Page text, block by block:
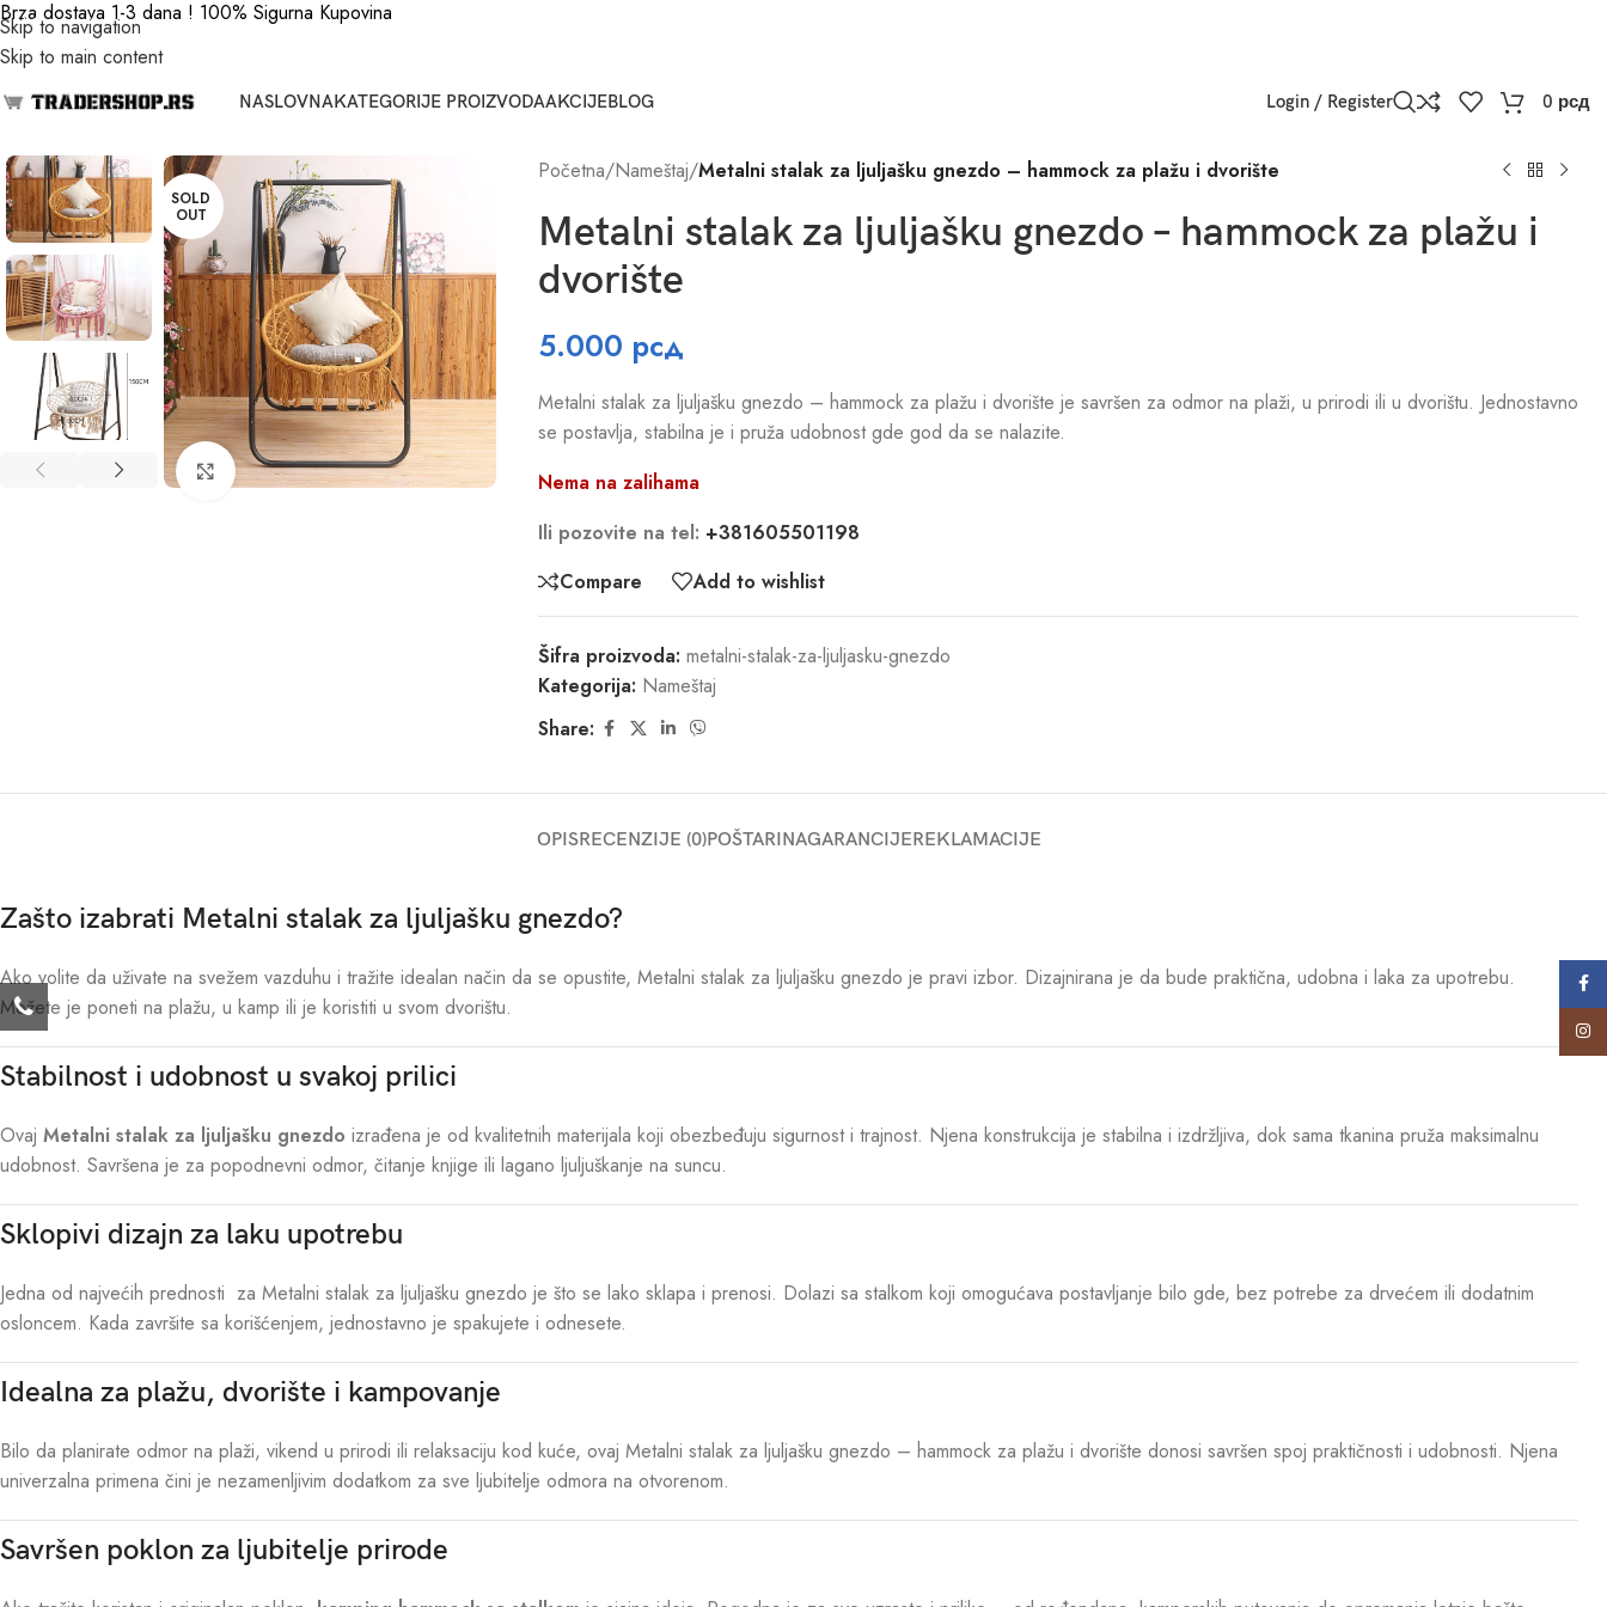
Skip to navigation
Skip to main content
Brza dostava 1-3 dana ! 100% Sigurna Kupovina
NASLOVNAKATEGORIJE PROIZVODAAKCIJEBLOG Login / Register 0 рсд
SOLD
OUT
Click to enlarge
Početna/Nameštaj/Metalni stalak za ljuljašku gnezdo – hammock za plažu i dvorište
Metalni stalak za ljuljašku gnezdo – hammock za plažu i
dvorište
5.000 рсд
Metalni stalak za ljuljašku gnezdo – hammock za plažu i dvorište je savršen za odmor na plaži, u prirodi ili u dvorištu. Jednostavno
se postavlja, stabilna je i pruža udobnost gde god da se nalazite.
Nema na zalihama
Ili pozovite na tel: +381605501198
Compare
Add to wishlist
Šifra proizvoda: metalni-stalak-za-ljuljasku-gnezdo
Kategorija: Nameštaj
Share:
OPISRECENZIJE (0)POŠTARINAGARANCIJEREKLAMACIJE
Zašto izabrati Metalni stalak za ljuljašku gnezdo?
Ako volite da uživate na svežem vazduhu i tražite idealan način da se opustite, Metalni stalak za ljuljašku gnezdo je pravi izbor. Dizajnirana je da bude praktična, udobna i laka za upotrebu.
Možete je poneti na plažu, u kamp ili je koristiti u svom dvorištu.
Stabilnost i udobnost u svakoj prilici
Ovaj Metalni stalak za ljuljašku gnezdo izrađena je od kvalitetnih materijala koji obezbeđuju sigurnost i trajnost. Njena konstrukcija je stabilna i izdržljiva, dok sama tkanina pruža maksimalnu
udobnost. Savršena je za popodnevni odmor, čitanje knjige ili lagano ljuljuškanje na suncu.
Sklopivi dizajn za laku upotrebu
Jedna od najvećih prednosti za Metalni stalak za ljuljašku gnezdo je što se lako sklapa i prenosi. Dolazi sa stalkom koji omogućava postavljanje bilo gde, bez potrebe za drvećem ili dodatnim
osloncem. Kada završite sa korišćenjem, jednostavno je spakujete i odnesete.
Idealna za plažu, dvorište i kampovanje
Bilo da planirate odmor na plaži, vikend u prirodi ili relaksaciju kod kuće, ovaj Metalni stalak za ljuljašku gnezdo – hammock za plažu i dvorište donosi savršen spoj praktičnosti i udobnosti. Njena
univerzalna primena čini je nezamenljivim dodatkom za sve ljubitelje odmora na otvorenom.
Savršen poklon za ljubitelje prirode